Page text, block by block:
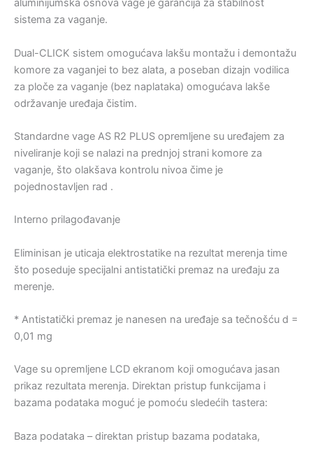
aluminijumska osnova vage je garancija za stabilnost
sistema za vaganje.
Dual-CLICK sistem omogućava lakšu montažu i demontažu
komore za vaganjei to bez alata, a poseban dizajn vodilica
za ploče za vaganje (bez naplataka) omogućava lakše
održavanje uređaja čistim.
Standardne vage AS R2 PLUS opremljene su uređajem za
niveliranje koji se nalazi na prednjoj strani komore za
vaganje, što olakšava kontrolu nivoa čime je
pojednostavljen rad .
Interno prilagođavanje
Eliminisan je uticaja elektrostatike na rezultat merenja time
što poseduje specijalni antistatički premaz na uređaju za
merenje.
* Antistatički premaz je nanesen na uređaje sa tečnošću d =
0,01 mg
Vage su opremljene LCD ekranom koji omogućava jasan
prikaz rezultata merenja. Direktan pristup funkcijama i
bazama podataka moguć je pomoću sledećih tastera:
Baza podataka – direktan pristup bazama podataka,